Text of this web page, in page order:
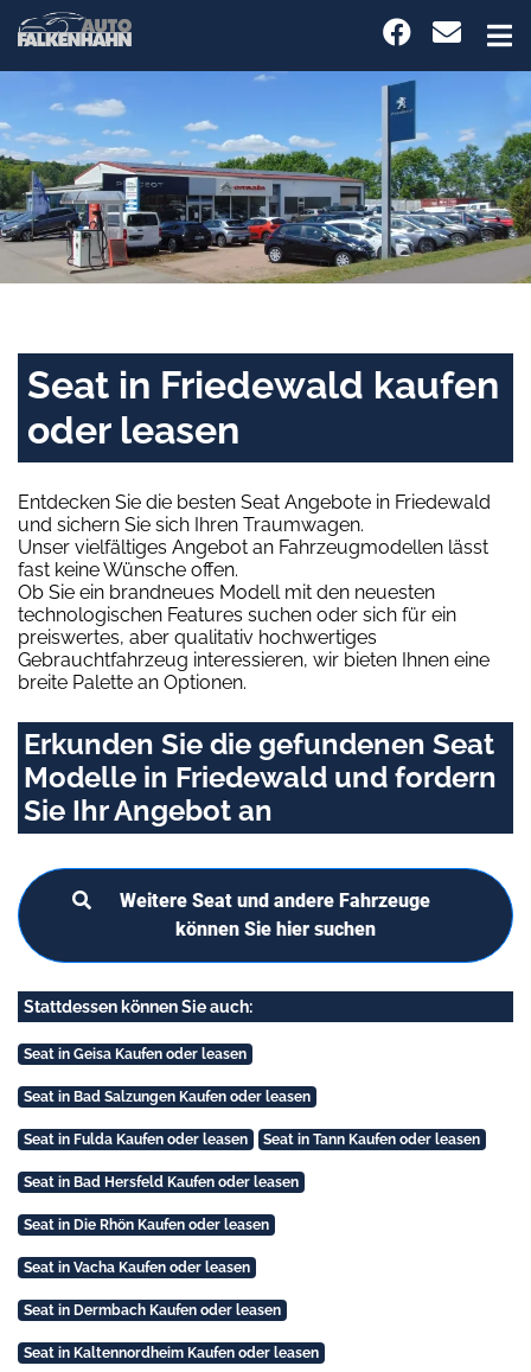
Seat in Friedewald kaufen
oder leasen
Entdecken Sie die besten Seat Angebote in Friedewald
und sichern Sie sich Ihren Traumwagen.
Unser vielfältiges Angebot an Fahrzeugmodellen lässt
fast keine Wünsche offen.
Ob Sie ein brandneues Modell mit den neuesten
technologischen Features suchen oder sich für ein
preiswertes, aber qualitativ hochwertiges
Gebrauchtfahrzeug interessieren, wir bieten Ihnen eine
breite Palette an Optionen.
Erkunden Sie die gefundenen Seat
Modelle in Friedewald und fordern
Sie Ihr Angebot an
Weitere Seat und andere Fahrzeuge
können Sie hier suchen
Stattdessen können Sie auch:
Seat in Geisa Kaufen oder leasen
Seat in Bad Salzungen Kaufen oder leasen
Seat in Fulda Kaufen oder leasen Seat in Tann Kaufen oder leasen
Seat in Bad Hersfeld Kaufen oder leasen
Seat in Die Rhön Kaufen oder leasen
Seat in Vacha Kaufen oder leasen
Seat in Dermbach Kaufen oder leasen
Seat in Kaltennordheim Kaufen oder leasen